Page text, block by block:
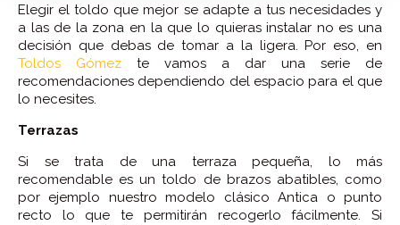
Elegir el toldo que mejor se adapte a tus necesidades y
a las de la zona en la que lo quieras instalar no es una
decisión que debas de tomar a la ligera. Por eso, en
Toldos Gómez te vamos a dar una serie de
recomendaciones dependiendo del espacio para el que
lo necesites.
Terrazas
Si se trata de una terraza pequeña, lo más
recomendable es un toldo de brazos abatibles, como
por ejemplo nuestro modelo clásico Antica o punto
recto lo que te permitirán recogerlo fácilmente. Si